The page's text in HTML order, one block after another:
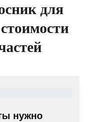
для
нужно